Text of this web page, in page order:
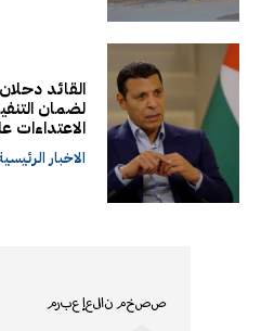
القائد
لضمان
الاعتداءات
الاخبار